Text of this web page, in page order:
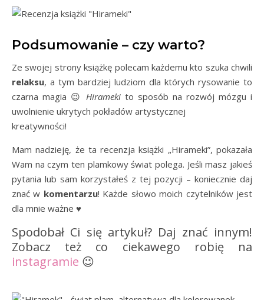
Podsumowanie – czy warto?
Ze swojej strony książkę polecam każdemu kto szuka chwili
relaksu, a tym bardziej ludziom dla których rysowanie to
czarna magia 😉 Hirameki to sposób na rozwój mózgu i
uwolnienie ukrytych pokładów artystycznej
kreatywności!
Mam nadzieję, że ta recenzja książki „Hirameki”, pokazała
Wam na czym ten plamkowy świat polega. Jeśli masz jakieś
pytania lub sam korzystałeś z tej pozycji – koniecznie daj
znać w komentarzu! Każde słowo moich czytelników jest
dla mnie ważne ♥
Spodobał Ci się artykuł? Daj znać innym!
Zobacz też co ciekawego robię na
instagramie 😉